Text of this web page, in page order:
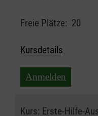
Freie Plätze: 20
Kursdetails
Anmelden
Kurs: Erste-Hilfe-